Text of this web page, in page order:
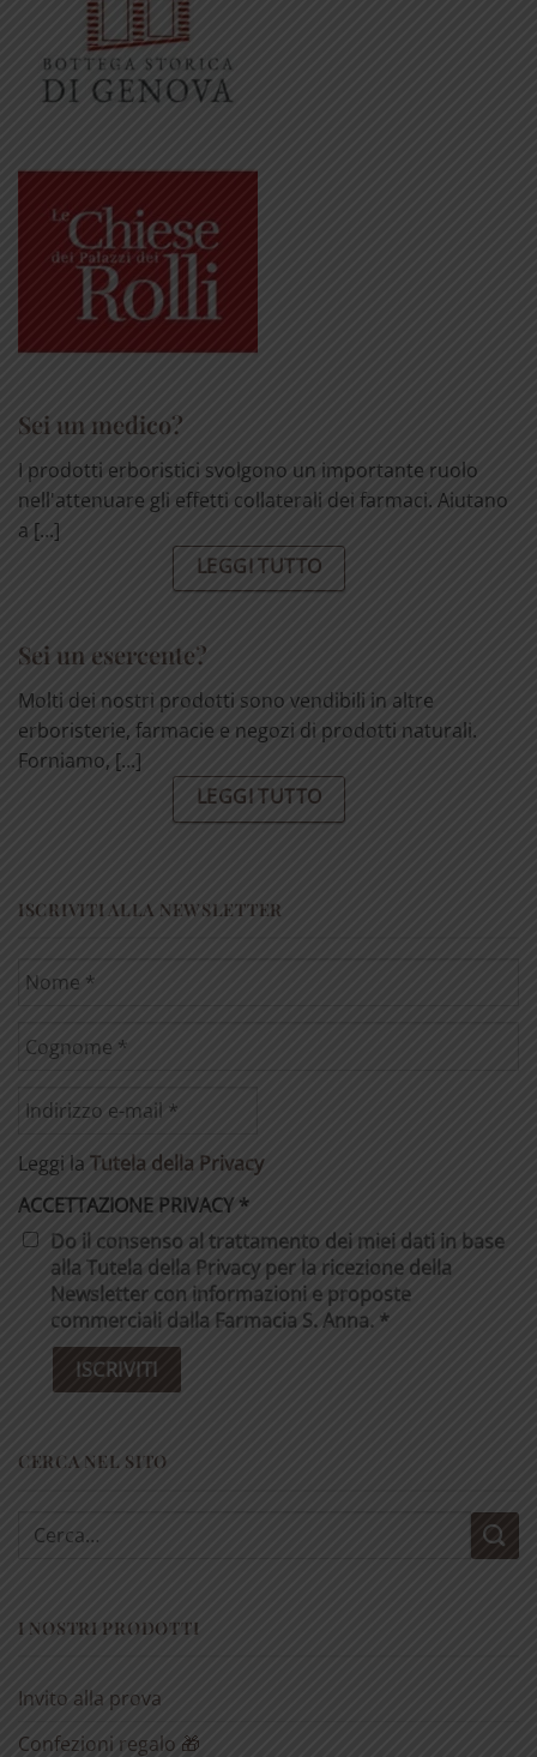
Sei un medico?
I prodotti erboristici svolgono un importante ruolo
nell'attenuare gli effetti collaterali dei farmaci. Aiutano
a [...]
LEGGI TUTTO
Sei un esercente?
Molti dei nostri prodotti sono vendibili in altre
erboristerie, farmacie e negozi di prodotti naturali.
Forniamo, [...]
LEGGI TUTTO
ISCRIVITI ALLA NEWSLETTER
Leggi la Tutela della Privacy
ACCETTAZIONE PRIVACY *
Do il consenso al trattamento dei miei dati in base
alla Tutela della Privacy per la ricezione della
Newsletter con informazioni e proposte
commerciali dalla Farmacia S. Anna. *
CERCA NEL SITO
Cerca:
I NOSTRI PRODOTTI
Invito alla prova
Confezioni regalo 🎁